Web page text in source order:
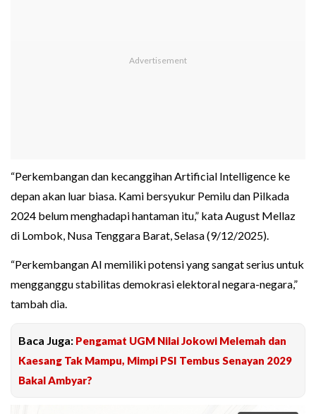
“Perkembangan dan kecanggihan Artificial Intelligence ke
depan akan luar biasa. Kami bersyukur Pemilu dan Pilkada
2024 belum menghadapi hantaman itu,” kata August Mellaz
di Lombok, Nusa Tenggara Barat, Selasa (9/12/2025).
“Perkembangan AI memiliki potensi yang sangat serius untuk
mengganggu stabilitas demokrasi elektoral negara-negara,”
tambah dia.
Baca Juga: Pengamat UGM Nilai Jokowi Melemah dan
Kaesang Tak Mampu, Mimpi PSI Tembus Senayan 2029
Bakal Ambyar?